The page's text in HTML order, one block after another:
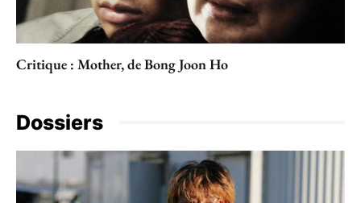
Critique : Mother, de Bong Joon Ho
Dossiers